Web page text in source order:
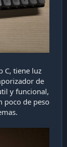
C, tiene luz
de
y funcional,
poco de peso